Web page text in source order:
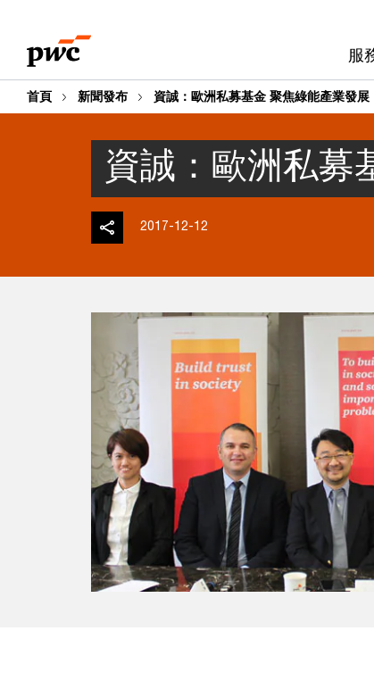
content
footer
服
首頁 新聞發布 資誠：歐洲私募基金 聚焦綠能產業發展
資誠：歐洲私募
2017-12-12